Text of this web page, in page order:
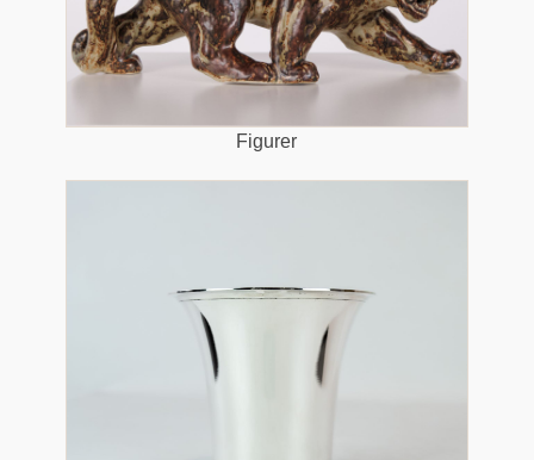
Figurer